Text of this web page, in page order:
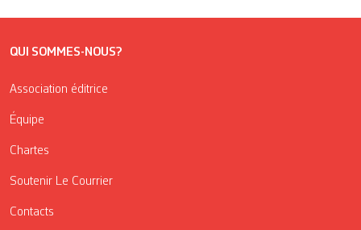
QUI SOMMES-NOUS?
Association éditrice
Équipe
Chartes
Soutenir Le Courrier
Contacts